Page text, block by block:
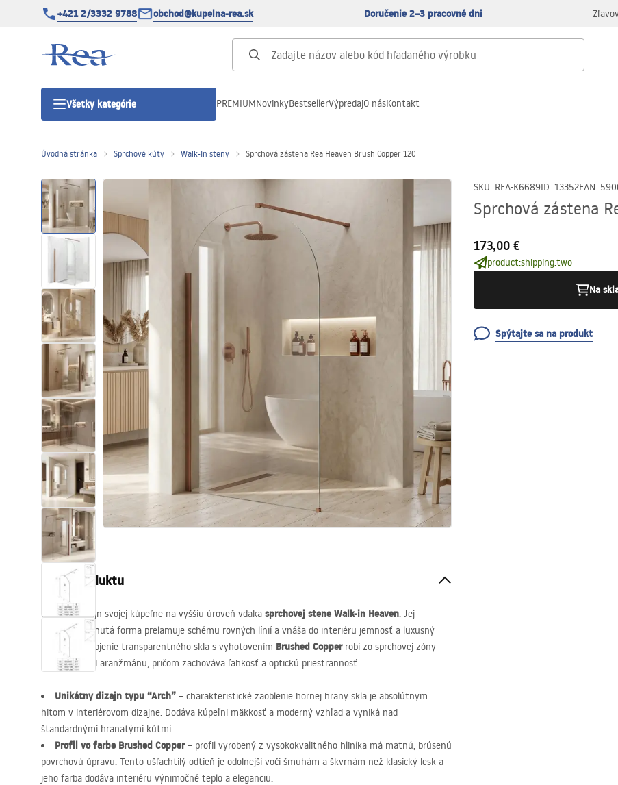
+421 2/3332 9788 obchod@kupelna-rea.sk Doručenie 2–3 pracovné dni
Všetky kategórie
Sprchové dvere
Sprchové vaničky
Sprchové žľaby
Sanitárna keramika
Umývadlá
Vaňa so zástenou
Batérie
Sprchy
Kuchyňa
Kúpeľňové doplnky a nábytok
PREMIUMNovinkyBestsellerVýpredajO násKontakt
Úvodná stránka Sprchové kúty Walk-In steny Sprchová zástena Rea Heaven Brush Copper 120
SKU: REA-K6689ID: 13352EAN:
Sprchová zástena
173,00 €
product:shipping.two
Na
Spýtajte sa na produkt
Popis produktu
Posuňte dizajn svojej kúpeľne na vyššiu úroveň vďaka sprchovej stene Walk-in Heaven. Jej
unikátna, klenutá forma prelamuje schému rovných línií a vnáša do interiéru jemnosť a luxusný
charakter. Spojenie transparentného skla s vyhotovením Brushed Copperrobí zo sprchovej zóny
centrálny bod aranžmánu, pričom zachováva ľahkosť a optickú priestrannosť.
Unikátny dizajn typu “Arch” – charakteristické zaoblenie hornej hrany skla je absolútnym
hitom v interiérovom dizajne. Dodáva kúpeľni mäkkosť a moderný vzhľad a vyniká nad
štandardnými hranatými kútmi.
Profil vo farbe Brushed Copper– profil vyrobený z vysokokvalitného hliníka má matnú, brúsenú
povrchovú úpravu. Tento ušľachtilý odtieň je odolnejší voči šmuhám a škvrnám než klasický lesk a
jeho farba dodáva interiéru výnimočné teplo a eleganciu.